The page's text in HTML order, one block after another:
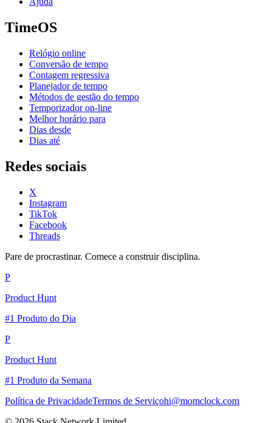
TimeOS
Relógio online
Conversão de tempo
Contagem regressiva
Planejador de tempo
Métodos de gestão do tempo
Temporizador on-line
Melhor horário para
Dias desde
Dias até
Redes sociais
X
Instagram
TikTok
Facebook
Threads
Pare de procrastinar. Comece a construir disciplina.
P
Product Hunt
#1 Produto do Dia
P
Product Hunt
#1 Produto da Semana
Política de PrivacidadeTermos de Serviçohi@momclock.com